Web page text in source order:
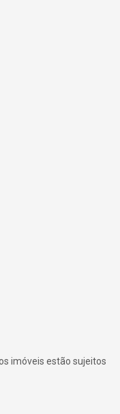
imóveis estão sujeitos